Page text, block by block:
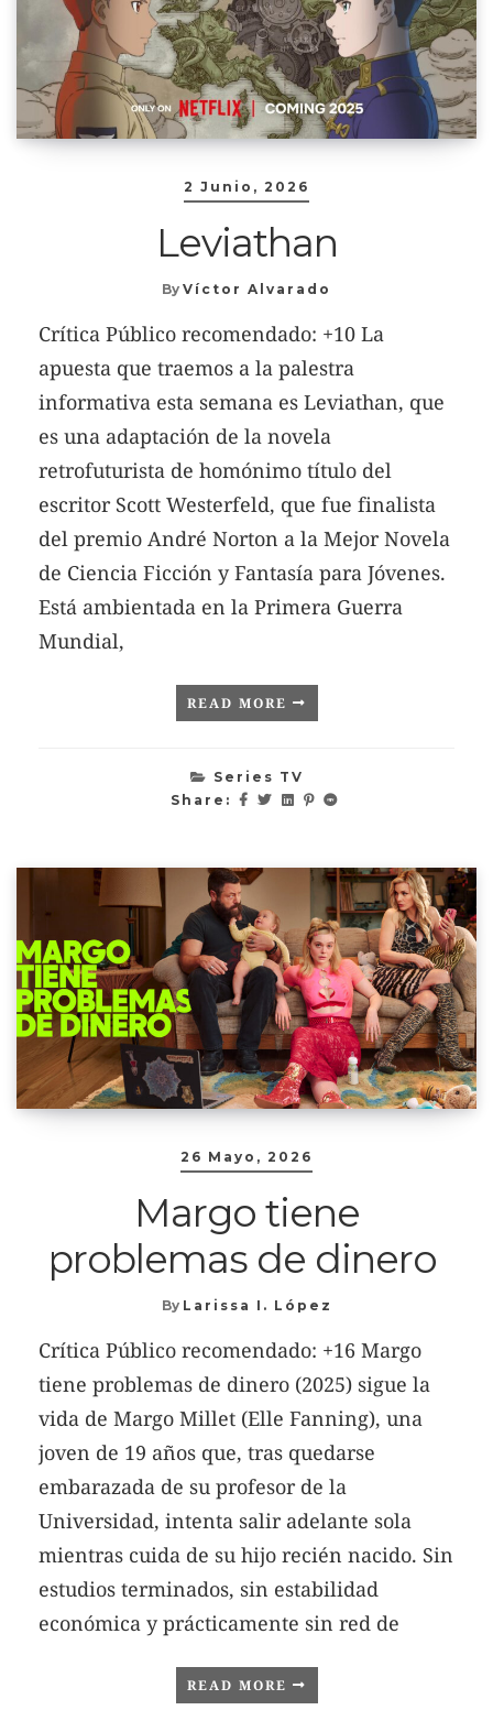
2 Junio, 2026
Leviathan
By Víctor Alvarado
Crítica Público recomendado: +10 La
apuesta que traemos a la palestra
informativa esta semana es Leviathan, que
es una adaptación de la novela
retrofuturista de homónimo título del
escritor Scott Westerfeld, que fue finalista
del premio André Norton a la Mejor Novela
de Ciencia Ficción y Fantasía para Jóvenes.
Está ambientada en la Primera Guerra
Mundial,
READ MORE
Series TV
Share:
26 Mayo, 2026
Margo tiene
problemas de dinero
By Larissa I. López
Crítica Público recomendado: +16 Margo
tiene problemas de dinero (2025) sigue la
vida de Margo Millet (Elle Fanning), una
joven de 19 años que, tras quedarse
embarazada de su profesor de la
Universidad, intenta salir adelante sola
mientras cuida de su hijo recién nacido. Sin
estudios terminados, sin estabilidad
económica y prácticamente sin red de
READ MORE